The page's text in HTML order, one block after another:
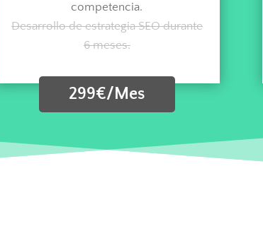
competencia.
Desarrollo de estrategia SEO durante
6 meses.
299€/Mes